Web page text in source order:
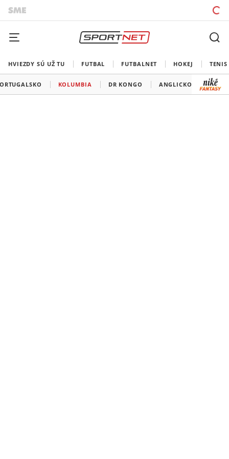
HVIEZDY SÚ UŽ TU FUTBAL FUTBALNET HOKEJ TENIS
KOLUMBIA DR KONGO ANGLICKO